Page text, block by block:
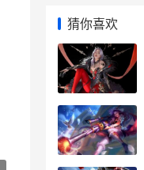
猜你喜欢